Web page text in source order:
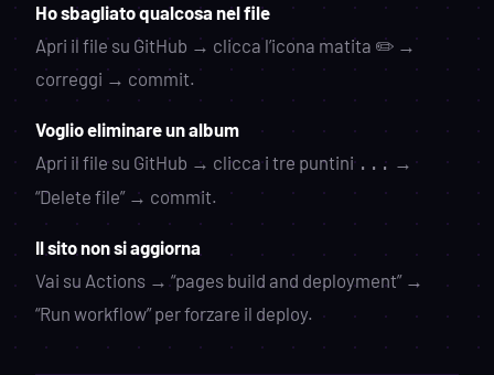
Ho sbagliato qualcosa nel file
Apri il file su GitHub → clicca l’icona matita ✏️ →
correggi → commit.
Voglio eliminare un album
Apri il file su GitHub → clicca i tre puntini ... →
“Delete file” → commit.
Il sito non si aggiorna
Vai su Actions → “pages build and deployment” →
“Run workflow” per forzare il deploy.